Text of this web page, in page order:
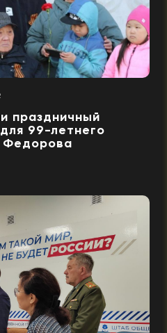
праздничный
99-летнего
Федорова